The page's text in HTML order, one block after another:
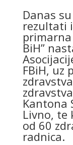
Danas
rezultati
BiH”
FBiH, uz
Kantona
Livno, te
od 60
radnica.